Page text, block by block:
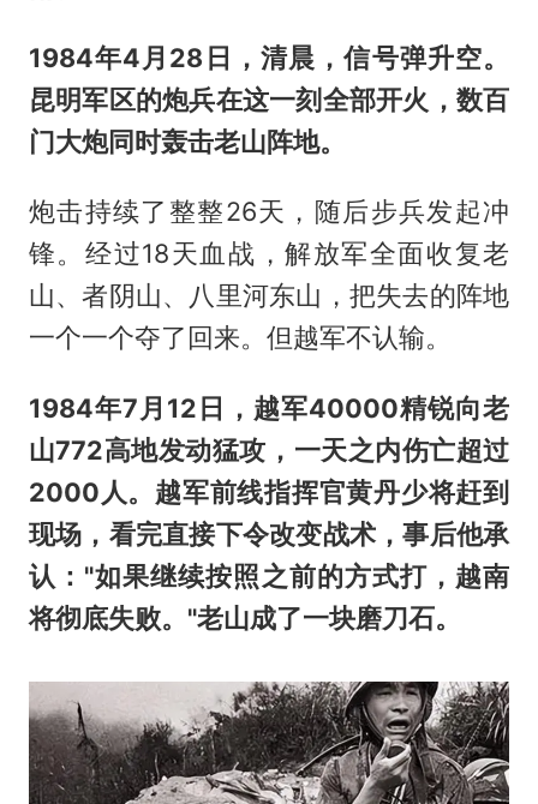
1984年4月28日，清晨，信号弹升空。
昆明军区的炮兵在这一刻全部开火，数百
门大炮同时轰击老山阵地。
炮击持续了整整26天，随后步兵发起冲
锋。经过18天血战，解放军全面收复老
山、者阴山、八里河东山，把失去的阵地
一个一个夺了回来。但越军不认输。
1984年7月12日，越军40000精锐向老
山772高地发动猛攻，一天之内伤亡超过
2000人。越军前线指挥官黄丹少将赶到
现场，看完直接下令改变战术，事后他承
认："如果继续按照之前的方式打，越南
将彻底失败。"老山成了一块磨刀石。